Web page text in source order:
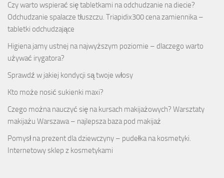
Czy warto wspierać się tabletkami na odchudzanie na diecie?
Odchudzanie spalacze tłuszczu. Triapidix300 cena zamiennika –
tabletki odchudzające
Higiena jamy ustnej na najwyższym poziomie – dlaczego warto
używać irygatora?
Sprawdź w jakiej kondycji są twoje włosy
Kto może nosić sukienki maxi?
Czego można nauczyć się na kursach makijażowych? Warsztaty
makijażu Warszawa – najlepsza baza pod makijaż
Pomysł na prezent dla dziewczyny – pudełka na kosmetyki.
Internetowy sklep z kosmetykami